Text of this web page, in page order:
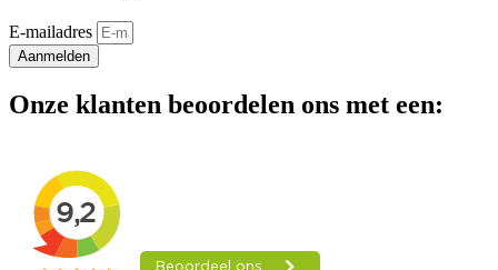
E-mailadres
Aanmelden
Onze klanten beoordelen ons met een: